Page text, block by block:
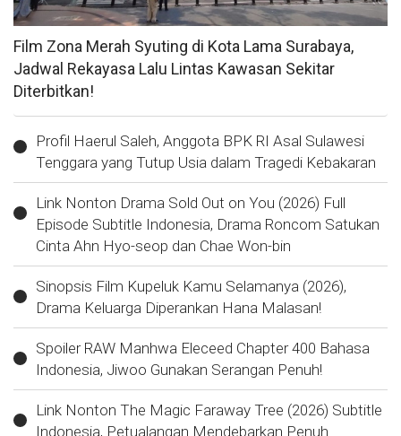
Film Zona Merah Syuting di Kota Lama Surabaya,
Jadwal Rekayasa Lalu Lintas Kawasan Sekitar
Diterbitkan!
Profil Haerul Saleh, Anggota BPK RI Asal Sulawesi
Tenggara yang Tutup Usia dalam Tragedi Kebakaran
Link Nonton Drama Sold Out on You (2026) Full
Episode Subtitle Indonesia, Drama Roncom Satukan
Cinta Ahn Hyo-seop dan Chae Won-bin
Sinopsis Film Kupeluk Kamu Selamanya (2026),
Drama Keluarga Diperankan Hana Malasan!
Spoiler RAW Manhwa Eleceed Chapter 400 Bahasa
Indonesia, Jiwoo Gunakan Serangan Penuh!
Link Nonton The Magic Faraway Tree (2026) Subtitle
Indonesia, Petualangan Mendebarkan Penuh